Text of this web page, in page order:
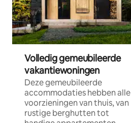
Volledig gemeubileerde
vakantiewoningen
Deze gemeubileerde
accommodaties hebben alle
voorzieningen van thuis, van
rustige berghutten tot